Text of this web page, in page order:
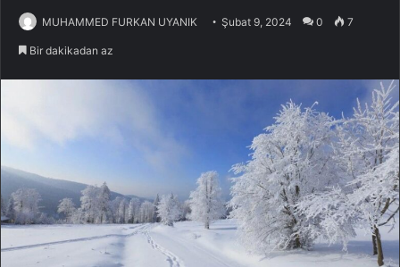
MUHAMMED FURKAN UYANIK Şubat 9, 2024 0 7
Bir dakikadan az